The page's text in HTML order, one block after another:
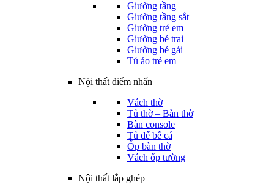
Giường tầng
Giường tầng sắt
Giường trẻ em
Giường bé trai
Giường bé gái
Tủ áo trẻ em
Nội thất điểm nhấn
Vách thờ
Tủ thờ – Bàn thờ
Bàn console
Tủ để bể cá
Ốp bàn thờ
Vách ốp tường
Nội thất lắp ghép